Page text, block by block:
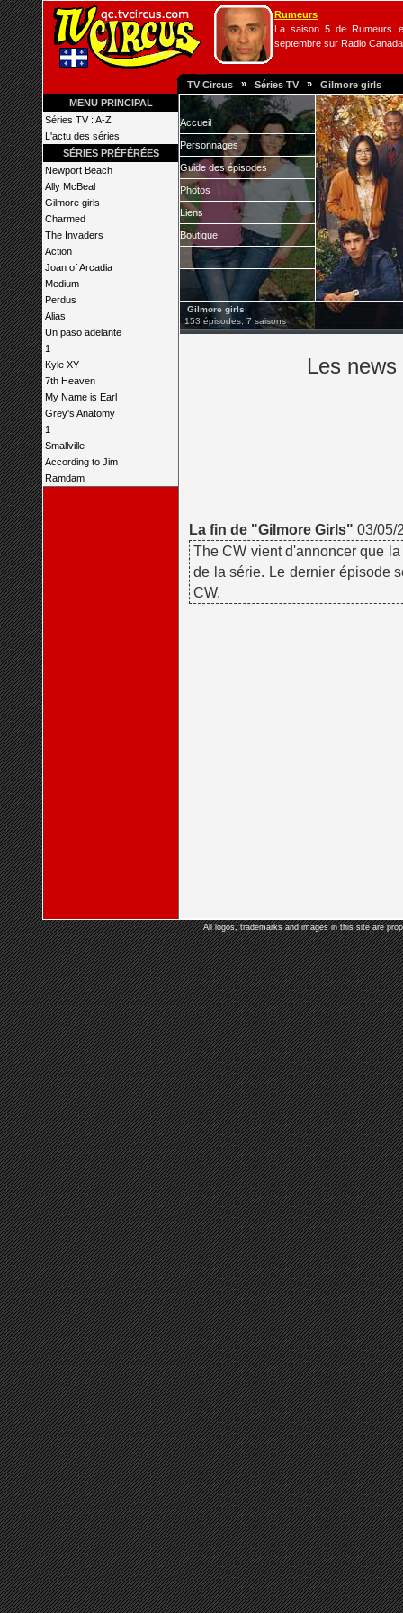
Rumeurs
La saison 5 de Rumeurs
septembre sur Radio
TV Circus » Séries TV » Gilmore girls
MENU PRINCIPAL
Séries TV : A-Z
L'actu des séries
SÉRIES PRÉFÉRÉES
Newport Beach
Ally McBeal
Gilmore girls
Charmed
The Invaders
Action
Joan of Arcadia
Medium
Perdus
Alias
Un paso adelante
1
Kyle XY
7th Heaven
My Name is Earl
Grey's Anatomy
1
Smallville
According to Jim
Ramdam
Accueil
Personnages
Guide des épisodes
Photos
Liens
Boutique
Gilmore girls
153 épisodes, 7 saisons
Les
La fin de "Gilmore Girls" 03/05/
The CW vient d'annoncer que
de la série. Le dernier épisode
CW.
All logos, trademarks and images in this site are